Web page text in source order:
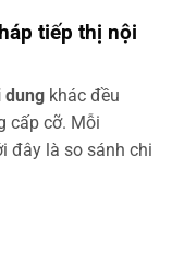
tiếp thị nội
dung khác đều
cấp cỡ. Mỗi
đây là so sánh chi